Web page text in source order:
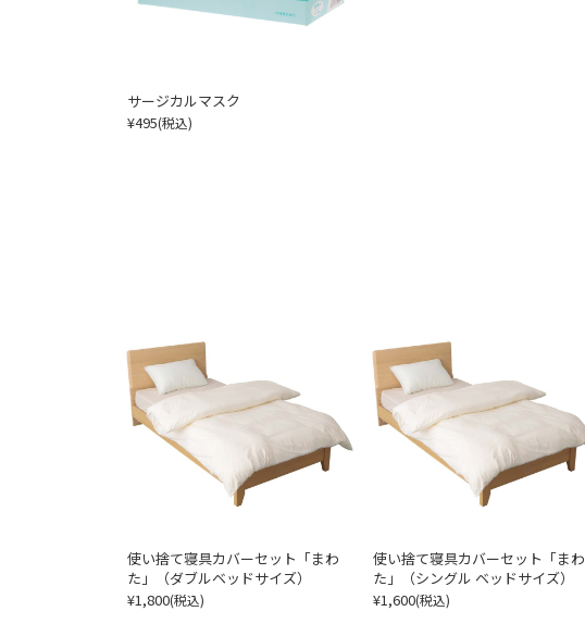
サージカルマスク
¥495(税込)
使い捨て寝具カバーセット「まわ
た」（ダブルベッドサイズ）
¥1,800(税込)
使い捨て寝具カバーセット「まわ
た」（シングル ベッドサイズ）
¥1,600(税込)